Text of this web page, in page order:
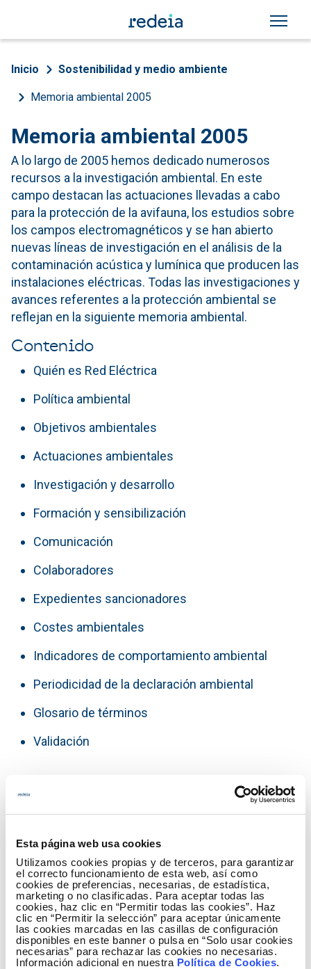
Esta página web usa cookies
Utilizamos cookies propias y de terceros, para garantizar
el correcto funcionamiento de esta web, así como
cookies de preferencias, necesarias, de estadística,
marketing o no clasificadas. Para aceptar todas las
cookies, haz clic en “Permitir todas las cookies”. Haz
clic en “Permitir la selección” para aceptar únicamente
las cookies marcadas en las casillas de configuración
disponibles en este banner o pulsa en “Solo usar cookies
necesarias” para rechazar las cookies no necesarias.
Información adicional en nuestra Política de Cookies.
Sobrescribir enlaces de
Inicio Sostenibilidad y medio ambiente
Memoria ambiental 2005
Memoria ambiental 2005
A lo largo de 2005 hemos dedicado numerosos
recursos a la investigación ambiental. En este
campo destacan las actuaciones llevadas a cabo
para la protección de la avifauna, los estudios sobre
los campos electromagnéticos y se han abierto
nuevas líneas de investigación en el análisis de la
contaminación acústica y lumínica que producen las
instalaciones eléctricas. Todas las investigaciones y
avances referentes a la protección ambiental se
reflejan en la siguiente memoria ambiental.
Contenido
Quién es Red Eléctrica
Política ambiental
Objetivos ambientales
Actuaciones ambientales
Investigación y desarrollo
Formación y sensibilización
Comunicación
Colaboradores
Expedientes sancionadores
Costes ambientales
Indicadores de comportamiento ambiental
Periodicidad de la declaración ambiental
Glosario de términos
Validación
Autor www.ree.es
Memoria ambiental 2005 (PDF - 2.63 MB)
Descargar